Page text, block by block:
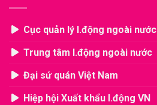
Cục quản lý l.động ngoài nước
Trung tâm l.động ngoài nước
Đại sứ quán Việt Nam
Hiệp hội Xuất khẩu l.động VN